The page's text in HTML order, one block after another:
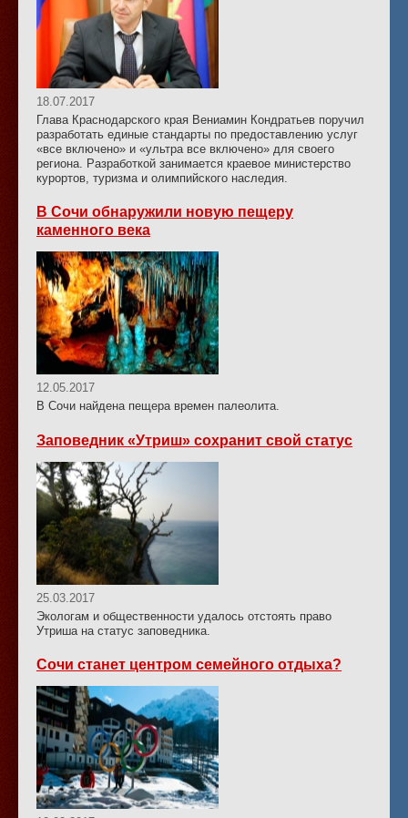
18.07.2017
Глава Краснодарского края Вениамин Кондратьев поручил
разработать единые стандарты по предоставлению услуг
«все включено» и «ультра все включено» для своего
региона. Разработкой занимается краевое министерство
курортов, туризма и олимпийского наследия.
В Сочи обнаружили новую пещеру
каменного века
12.05.2017
В Сочи найдена пещера времен палеолита.
Заповедник «Утриш» сохранит свой статус
25.03.2017
Экологам и общественности удалось отстоять право
Утриша на статус заповедника.
Сочи станет центром семейного отдыха?